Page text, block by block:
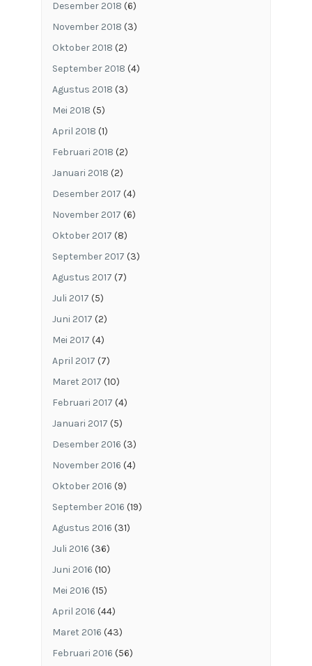
Desember 2018 (6)
November 2018 (3)
Oktober 2018 (2)
September 2018 (4)
Agustus 2018 (3)
Mei 2018 (5)
April 2018 (1)
Februari 2018 (2)
Januari 2018 (2)
Desember 2017 (4)
November 2017 (6)
Oktober 2017 (8)
September 2017 (3)
Agustus 2017 (7)
Juli 2017 (5)
Juni 2017 (2)
Mei 2017 (4)
April 2017 (7)
Maret 2017 (10)
Februari 2017 (4)
Januari 2017 (5)
Desember 2016 (3)
November 2016 (4)
Oktober 2016 (9)
September 2016 (19)
Agustus 2016 (31)
Juli 2016 (36)
Juni 2016 (10)
Mei 2016 (15)
April 2016 (44)
Maret 2016 (43)
Februari 2016 (56)